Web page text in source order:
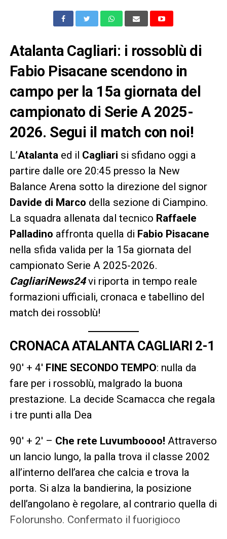
Atalanta Cagliari: i rossoblù di
Fabio Pisacane scendono in
campo per la 15a giornata del
campionato di Serie A 2025-
2026. Segui il match con noi!
L’Atalanta ed il Cagliari si sfidano oggi a
partire dalle ore 20:45 presso la New
Balance Arena sotto la direzione del signor
Davide di Marco della sezione di Ciampino.
La squadra allenata dal tecnico Raffaele
Palladino affronta quella di Fabio Pisacane
nella sfida valida per la 15a giornata del
campionato Serie A 2025-2026.
CagliariNews24vi riporta in tempo reale
formazioni ufficiali, cronaca e tabellino del
match dei rossoblù!
CRONACA ATALANTA CAGLIARI 2-1
90′ + 4′ FINE SECONDO TEMPO: nulla da
fare per i rossoblù, malgrado la buona
prestazione. La decide Scamacca che regala
i tre punti alla Dea
90′ + 2′ – Che rete Luvumboooo! Attraverso
un lancio lungo, la palla trova il classe 2002
all’interno dell’area che calcia e trova la
porta. Si alza la bandierina, la posizione
dell’angolano è regolare, al contrario quella di
Folorunsho. Confermato il fuorigioco